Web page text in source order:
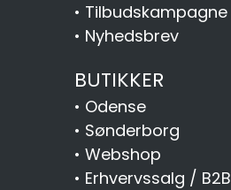
• Tilbudskampagne
• Nyhedsbrev
BUTIKKER
• Odense
• Sønderborg
• Webshop
• Erhvervssalg / B2B